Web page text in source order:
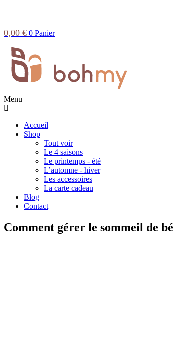
0,00 € 0 Panier
Menu
Accueil
Shop
Tout voir
Le 4 saisons
Le printemps - été
L’automne - hiver
Les accessoires
La carte cadeau
Blog
Contact
Comment gérer le sommeil de